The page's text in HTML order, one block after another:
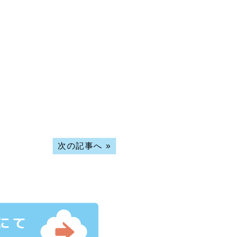
次の記事へ »